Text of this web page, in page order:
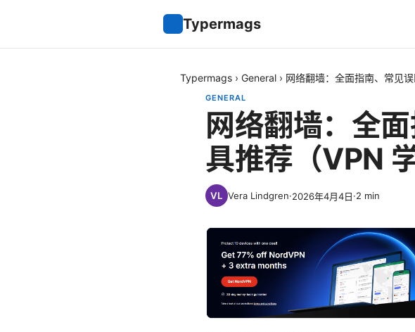
Typermags
Typermags › General › 网络翻墙：全面指南、常见
GENERAL
网络翻墙：全
具推荐（VPN
Vera Lindgren·2026年4月4日·2 min